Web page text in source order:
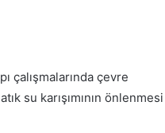
çalışmalarında çevre
su karışımının önlenmesi